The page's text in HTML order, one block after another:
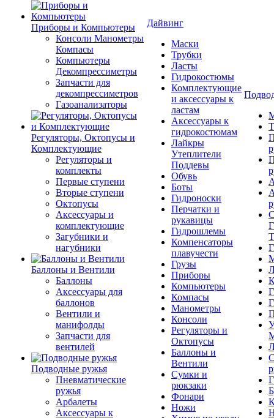
Приборы и Компьютеры
Консоли Манометры
Компасы
Компьютеры
Декомпрессиметры
Запчасти для
декомпрессиметров
Газоанализаторы
Регуляторы, Октопусы и
Комплектующие
Регуляторы и
комплекты
Первые ступени
Вторые ступени
Октопусы
Аксессуары и
комплектующие
Загубники и
нагубники
Баллоны и Вентили
Баллоны
Аксессуары для
баллонов
Вентили и
манифолды
Запчасти для
вентилей
Подводные ружья
Пневматические
ружья
Арбалеты
Аксессуары к
Дайвинг
Маски
Трубки
Ласты
Гидрокостюмы
Комплектующие
и аксессуары к
ластам
Аксессуары к
гидрокостюмам
Лайкры
Утеплители
Поддевы
Обувь
Боты
Гидроноски
Перчатки и
рукавицы
Гидрошлемы
Компенсаторы
плавучести
Грузы
Приборы
Компьютеры
Компасы
Манометры
Консоли
Регуляторы и
Октопусы
Баллоны и
Вентили
Сумки и
рюкзаки
Фонари
Ножи